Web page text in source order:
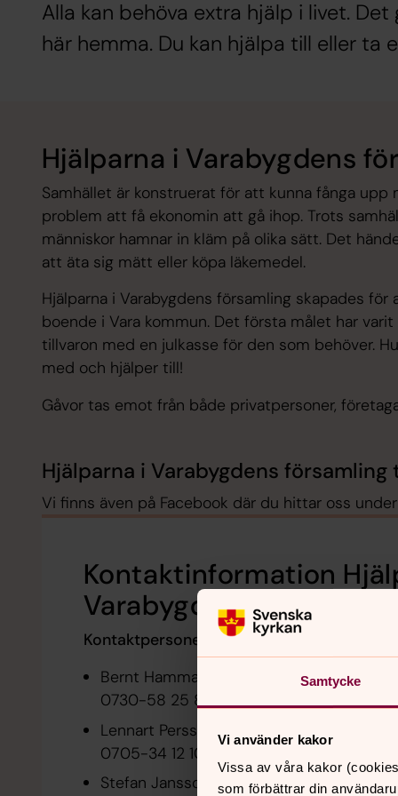
Samtycke
Vi använder kakor
Vissa av våra kakor
som förbättrar din
Alla kan behöva extra hjälp i livet.
här hemma. Du kan hjälpa till eller ta
Hjälparna i Varabygdens
Samhället är konstruerat för att kunna fånga upp
problem att få ekonomin att gå ihop. Trots
människor hamnar in kläm på olika sätt. Det
att äta sig mätt eller köpa läkemedel.
Hjälparna i Varabygdens församling skapades
boende i Vara kommun. Det första målet har
tillvaron med en julkasse för den som behöver.
med och hjälper till!
Gåvor tas emot från både privatpersoner,
Hjälparna i Varabygdens
Vi finns även på Facebook där du hittar oss
Kontaktinformation
Varabygdens församling
Kontaktpersoner Hjälparna i Vara
Bernt Hammarstrand
0730-58 25 82
Lennart Persson
0705-34 12 10
Stefan Jansson